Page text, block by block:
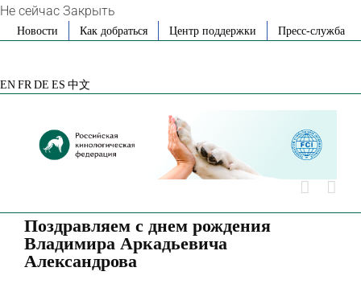
Не сейчас Закрыть
SkipНовости Как добраться Центр поддержки Пресс-служба
EN FR DE ES 中文
Поздравляем с днем рождения
Владимира Аркадьевича
Александрова